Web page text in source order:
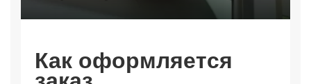
Как оформляется